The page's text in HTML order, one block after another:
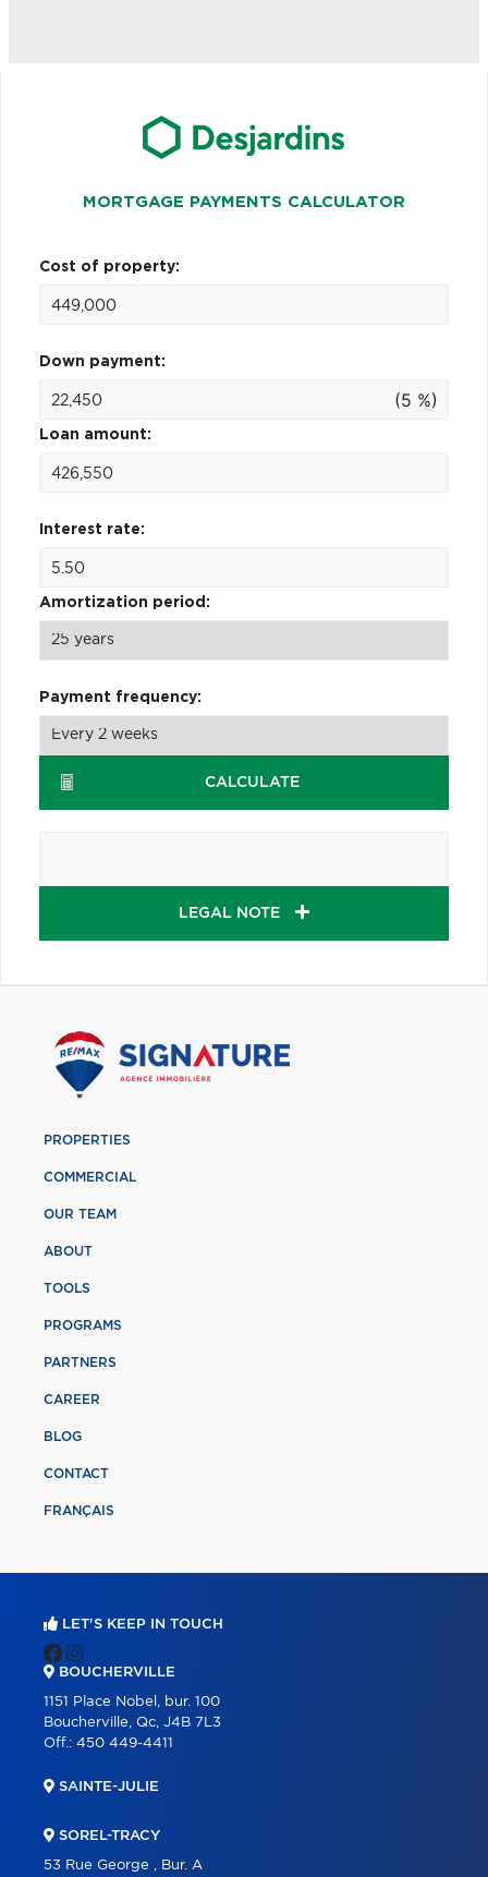
MORTGAGE PAYMENTS CALCULATOR
Cost of property:
Down payment:
(5 %)
Loan amount:
Interest rate:
Amortization period:
Payment frequency:
CALCULATE
LEGAL NOTE
PROPERTIES
COMMERCIAL
OUR TEAM
ABOUT
TOOLS
PROGRAMS
PARTNERS
CAREER
BLOG
CONTACT
FRANÇAIS
LET'S KEEP IN TOUCH
BOUCHERVILLE
1151 Place Nobel, bur. 100
Boucherville, Qc, J4B 7L3
Off.: 450 449-4411
SAINTE-JULIE
SOREL-TRACY
53 Rue George , Bur. A